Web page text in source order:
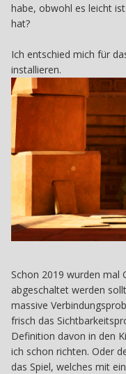
habe, obwohl es leicht
hat?
Ich entschied mich für
installieren.
Schon 2019 wurden mal
abgeschaltet werden
massive
frisch das
Definition davon in den
ich schon richten. Oder
das Spiel, welches mit